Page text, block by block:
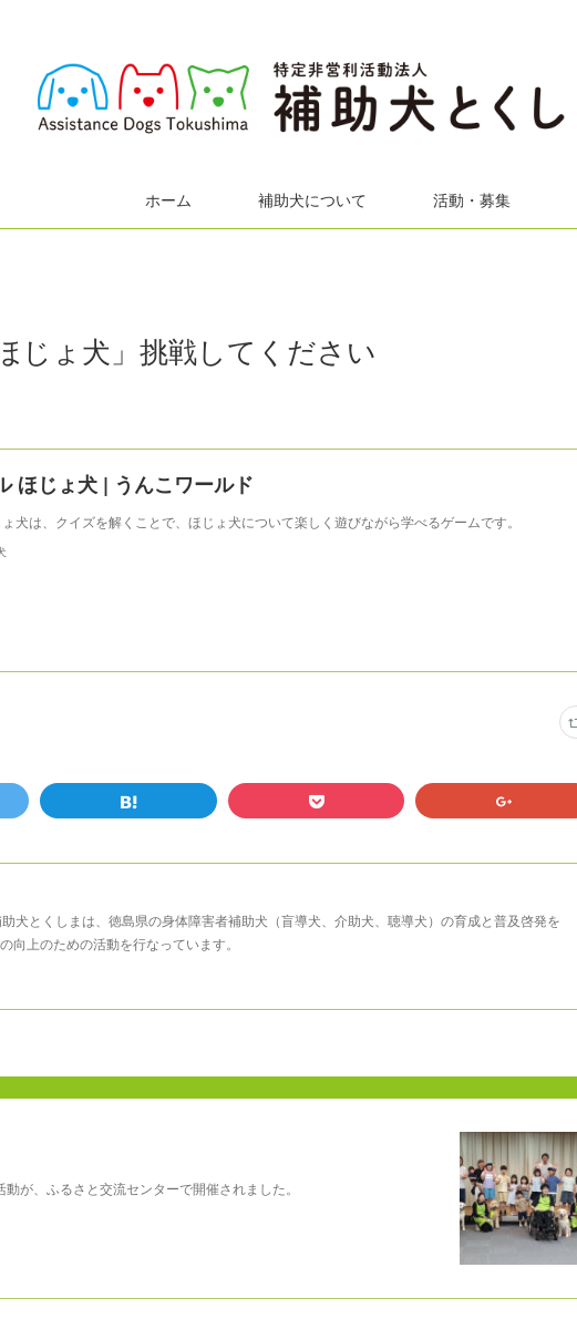
ホーム 補助犬について 活動・募集
じょ犬」挑戦してください
ほじょ犬 | うんこワールド
犬は、クイズを解くことで、ほじょ犬について楽しく遊びながら学べるゲームです。
犬とくしまは、徳島県の身体障害者補助犬（盲導犬、介助犬、聴導犬）の育成と普及啓発を
向上のための活動を行なっています。
が、ふるさと交流センターで開催されました。